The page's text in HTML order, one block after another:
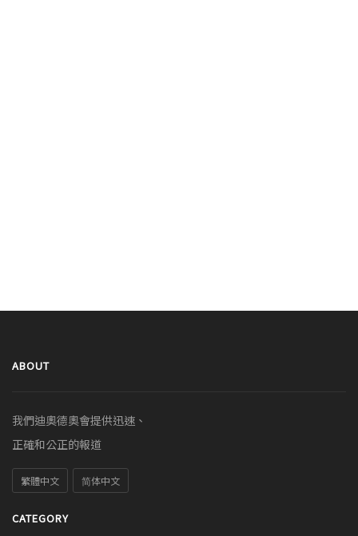
ABOUT
我們迪奧德奧會提供迅速、
正確和公正的報道
繁體中文 简体中文
CATEGORY